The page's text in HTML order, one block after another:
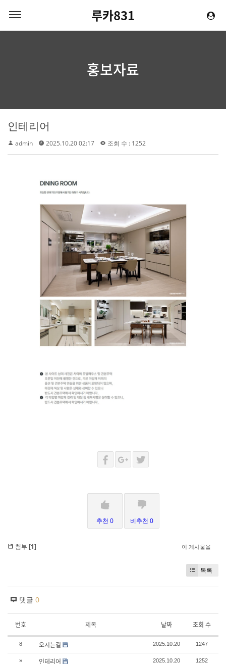
루카831
홍보자료
인테리어
admin 2025.10.20 02:17 조회 수 : 1252
추천 0 비추천 0
첨부 [1] 이 게시물을
목록
댓글 0
번호 제목 날짜 조회 수
8 오시는길 2025.10.20 1247
» 인테리어 2025.10.20 1252